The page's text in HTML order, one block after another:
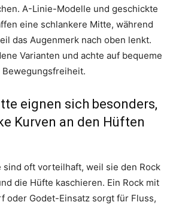
A-Linie-Modelle und geschickte
eine schlankere Mitte, während
das Augenmerk nach oben lenkt.
Varianten und achte auf bequeme
eignen sich besonders,
Kurven an den Hüften
sind oft vorteilhaft, weil sie den Rock
die Hüfte kaschieren. Ein Rock mit
oder Godet-Einsatz sorgt für Fluss,